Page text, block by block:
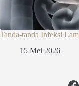
Tanda-tanda Infeksi
15 Mei 2026